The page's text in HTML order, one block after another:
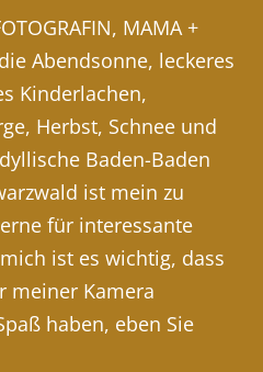
MAMA +
Abendsonne, leckeres
Kinderlachen,
Herbst, Schnee und
Baden-Baden
ist mein zu
für interessante
ist es wichtig, dass
meiner Kamera
haben, eben Sie